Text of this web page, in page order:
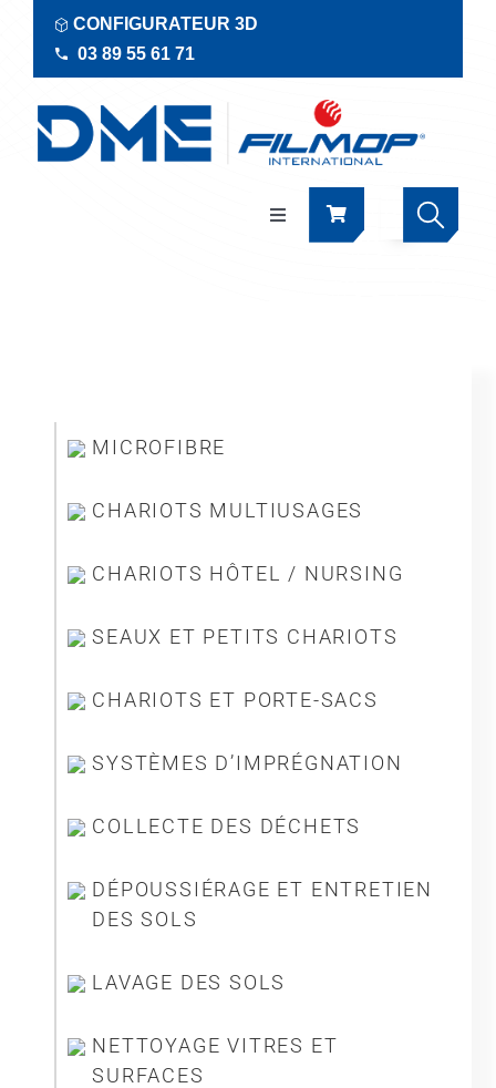
contenu
CONFIGURATEUR 3D
03 89 55 61 71
Navigation
Documentations
Société
MICROFIBRE
CHARIOTS MULTIUSAGES
CHARIOTS HÔTEL / NURSING
SEAUX ET PETITS CHARIOTS
CHARIOTS ET PORTE-SACS
SYSTÈMES D’IMPRÉGNATION
COLLECTE DES DÉCHETS
DÉPOUSSIÉRAGE ET ENTRETIEN
DES SOLS
LAVAGE DES SOLS
NETTOYAGE VITRES ET
SURFACES